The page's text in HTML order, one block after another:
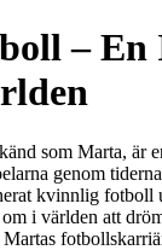
– En
som Marta, är
genom
kvinnlig fotboll
i världen att